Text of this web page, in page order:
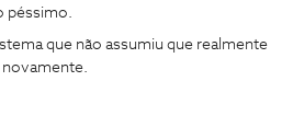
péssimo.
que não assumiu que realmente
novamente.